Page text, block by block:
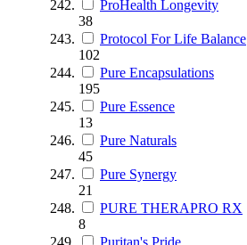
ProHealth Longevity
38
Protocol For Life Balance
102
Pure Encapsulations
195
Pure Essence
13
Pure Naturals
45
Pure Synergy
21
PURE THERAPRO RX
8
Puritan's Pride